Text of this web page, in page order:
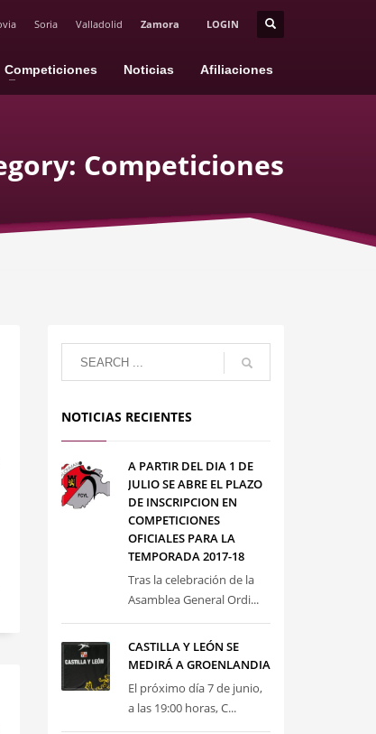
Soria Valladolid Zamora LOGIN
Competiciones Noticias Afiliaciones
Competiciones
NOTICIAS RECIENTES
A PARTIR DEL DIA 1 DE
JULIO SE ABRE EL PLAZO
DE INSCRIPCION EN
COMPETICIONES
OFICIALES PARA LA
TEMPORADA 2017-18
Tras la celebración de la
Asamblea General Ordi...
CASTILLA Y LEÓN SE
MEDIRÁ A GROENLANDIA
El próximo día 7 de junio,
a las 19:00 horas, C...